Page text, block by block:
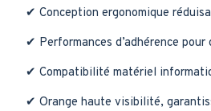
✔ Conception ergonomique
✔ Performances d’adhérence
✔ Compatibilité matériel
✔ Orange haute visibilité,